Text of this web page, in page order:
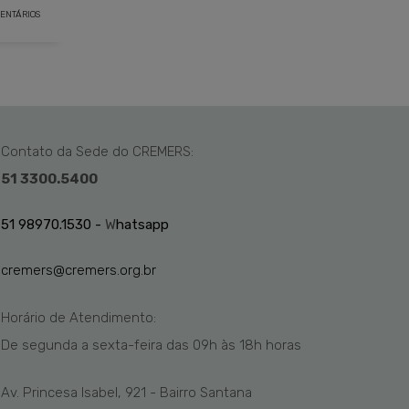
Contato da Sede do CREMERS:
51 3300.5400
51 98970.1530 - Whatsapp
cremers@cremers.org.br
Horário de Atendimento:
De segunda a sexta-feira das 09h às 18h horas
Av. Princesa Isabel, 921 - Bairro Santana